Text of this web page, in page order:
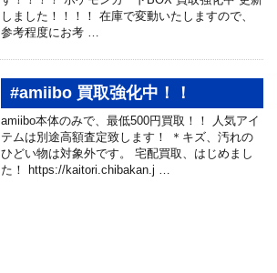
しました！！！！ 在庫で変動いたしますので、
参考程度にお考 …
#amiibo 買取強化中！！
amiibo本体のみで、最低500円買取！！ 人気アイ
テムは別途高額査定致します！ ＊キズ、汚れの
ひどい物は対象外です。 宅配買取、はじめまし
た！ https://kaitori.chibakan.j …